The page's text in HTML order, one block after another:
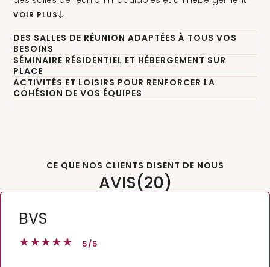
sur place pour vos séminaires résidentiels. Offrez à vos
activités Team Building et un cadre exceptionnel.
VOIR PLUS
DES SALLES DE RÉUNION ADAPTÉES À TOUS VOS
BESOINS
SÉMINAIRE RÉSIDENTIEL ET HÉBERGEMENT SUR
PLACE
ACTIVITÉS ET LOISIRS POUR RENFORCER LA
COHÉSION DE VOS ÉQUIPES
CE QUE NOS CLIENTS DISENT DE NOUS
AVIS(20)
BVS
★★★★★ 5/5